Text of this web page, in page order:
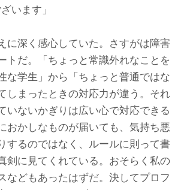
います」
に深く感心していた。さすがは障害
トだ。「ちょっと常識外れなことを
な学生」から「ちょっと普通ではな
しまったときの対応力が違う。それ
いないかぎりは広い心で対応できる
おかしなものが届いても、気持ち悪
するのではなく、ルールに則って書
剣に見てくれている。おそらく私の
などもあったはずだ。決してプロフ